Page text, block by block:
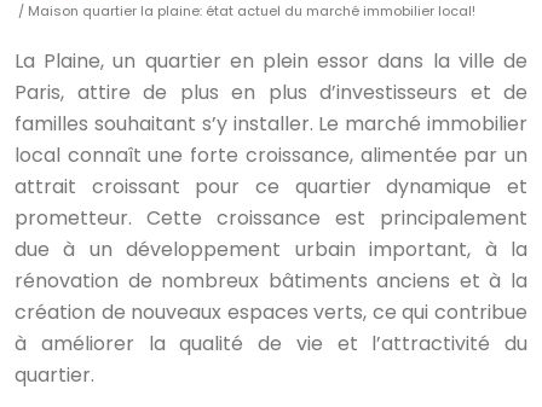
/ Maison quartier la plaine: état actuel du marché immobilier local!
La Plaine, un quartier en plein essor dans la ville de
Paris, attire de plus en plus d’investisseurs et de
familles souhaitant s’y installer. Le marché immobilier
local connaît une forte croissance, alimentée par un
attrait croissant pour ce quartier dynamique et
prometteur. Cette croissance est principalement
due à un développement urbain important, à la
rénovation de nombreux bâtiments anciens et à la
création de nouveaux espaces verts, ce qui contribue
à améliorer la qualité de vie et l’attractivité du
quartier.